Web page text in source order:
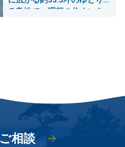
る敷地で、理想の住まいを
相談